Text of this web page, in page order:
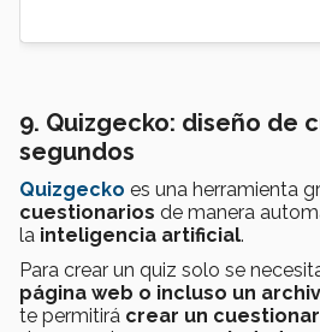
9. Quizgecko: diseño de
segundos
Quizgecko es una herramienta
cuestionarios de manera
la inteligencia artificial.
Para crear un quiz solo se
página web o incluso un
te permitirá crear un